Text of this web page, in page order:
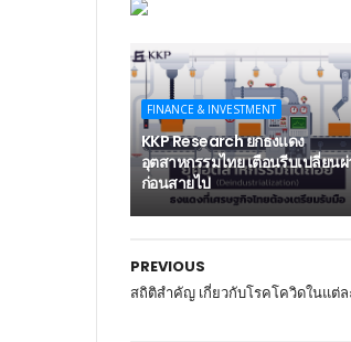
FINANCE & INVESTMENT
KKP Research ยกธงแดง
อุตสาหกรรมไทย เตือนรีบเปลี่ยน
ก่อนสายไป
PREVIOUS
สถิติสำคัญ เกี่ยวกับโรคโควิดในแต่ล